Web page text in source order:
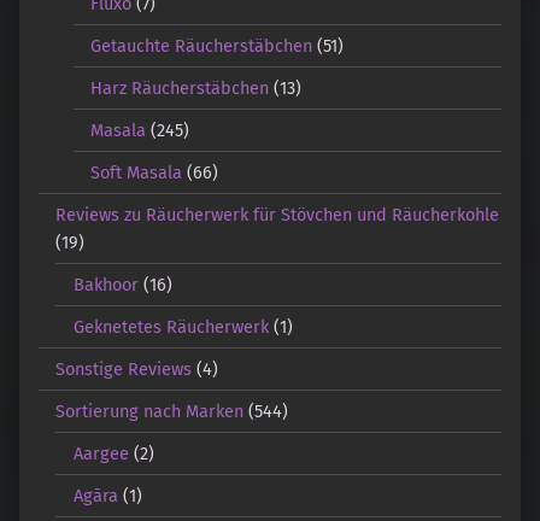
Getauchte Räucherstäbchen (51)
Harz Räucherstäbchen (13)
Masala (245)
Soft Masala (66)
Reviews zu Räucherwerk für Stövchen und Räucherkohle
(19)
Bakhoor(16)
Geknetetes Räucherwerk(1)
Sonstige Reviews (4)
Sortierung nach Marken (544)
Aargee (2)
Agāra (1)